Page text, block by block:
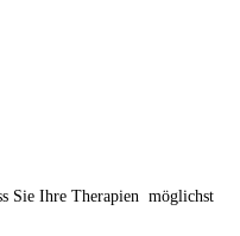
Sie Ihre Therapien möglichst